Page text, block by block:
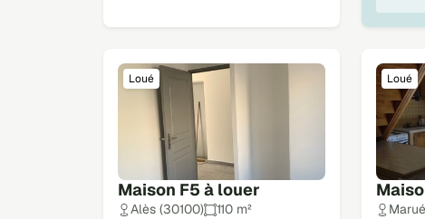
Maison F5 à louer
Loué
Alès (30100)
110 m²
Loué